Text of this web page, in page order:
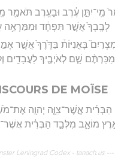
מִֽי־יִתֵּ֣ן עֶ֔רֶב וּבָעֶ֥רֶב תֹּאמַ֖ר
לְבָֽבְךָ֙ אֲשֶׁ֣ר תִּפְחָ֔ד וּמִמַּרְאֵ֥ה
מִצְרַיִם֮ בָּאֳנִיּוֹת֒ בַּדֶּ֙רֶךְ֙ אֲשֶׁ֣ר
שָׁ֧ם לְאֹיְבֶ֛יךָ לַעֲבָדִ֥ים
DE MOÏSE
הַבְּרִ֜ית אֲ‍ֽשֶׁר־צִוָּ֧ה יְהוָ֣ה
מוֹאָ֑ב מִלְּבַ֣ד הַבְּרִ֔ית
Leningrad Codex - tanach.us